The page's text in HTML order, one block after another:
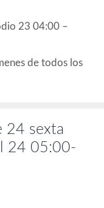
23 04:00 –
de todos los
24 sexta
24 05:00-